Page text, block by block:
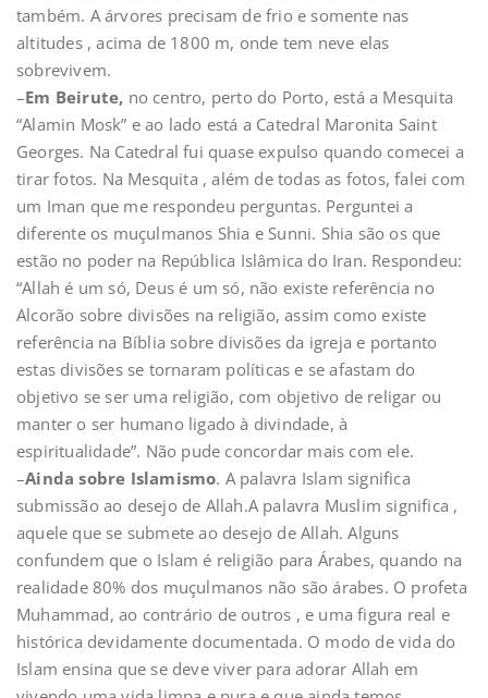
também. A árvores precisam de frio e somente nas
altitudes , acima de 1800 m, onde tem neve elas
sobrevivem.
–Em Beirute, no centro, perto do Porto, está a Mesquita
“Alamin Mosk” e ao lado está a Catedral Maronita Saint
Georges. Na Catedral fui quase expulso quando comecei a
tirar fotos. Na Mesquita , além de todas as fotos, falei com
um Iman que me respondeu perguntas. Perguntei a
diferente os muçulmanos Shia e Sunni. Shia são os que
estão no poder na República Islâmica do Iran. Respondeu:
“Allah é um só, Deus é um só, não existe referência no
Alcorão sobre divisões na religião, assim como existe
referência na Bíblia sobre divisões da igreja e portanto
estas divisões se tornaram políticas e se afastam do
objetivo se ser uma religião, com objetivo de religar ou
manter o ser humano ligado à divindade, à
espiritualidade”. Não pude concordar mais com ele.
–Ainda sobre Islamismo. A palavra Islam significa
submissão ao desejo de Allah.A palavra Muslim significa ,
aquele que se submete ao desejo de Allah. Alguns
confundem que o Islam é religião para Árabes, quando na
realidade 80% dos muçulmanos não são árabes. O profeta
Muhammad, ao contrário de outros , e uma figura real e
histórica devidamente documentada. O modo de vida do
Islam ensina que se deve viver para adorar Allah em